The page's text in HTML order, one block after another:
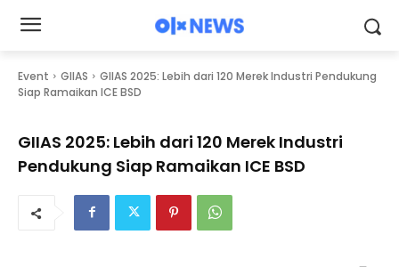
Event GIIAS
GIIAS 2025: Lebih dari 120 Merek Industri Pendukung
Siap Ramaikan ICE BSD
GIIAS 2025: Lebih dari 120 Merek Industri
Pendukung Siap Ramaikan ICE BSD